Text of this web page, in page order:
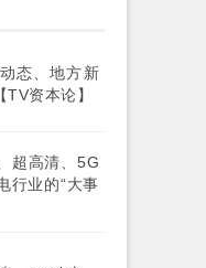
态、地方新
资本论】
超高清、5G
行业的“大事